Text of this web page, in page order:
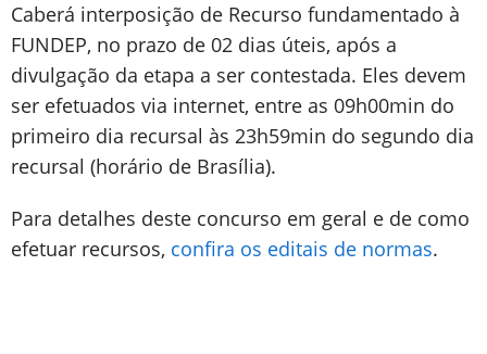
Caberá interposição de Recurso fundamentado à
FUNDEP, no prazo de 02 dias úteis, após a
divulgação da etapa a ser contestada. Eles devem
ser efetuados via internet, entre as 09h00min do
primeiro dia recursal às 23h59min do segundo dia
recursal (horário de Brasília).
Para detalhes deste concurso em geral e de como
efetuar recursos, confira os editais de normas.